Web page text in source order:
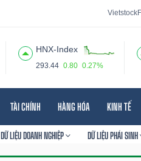
HNX-Index
293.44 0.80 0.27%
TÀI CHÍNH HÀNG HÓA KINH TẾ
DỮ LIỆU DOANH NGHIỆP DỮ LIỆU PHÁI SINH